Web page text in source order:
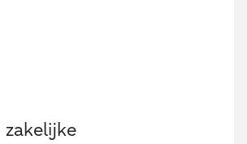
zakelijke